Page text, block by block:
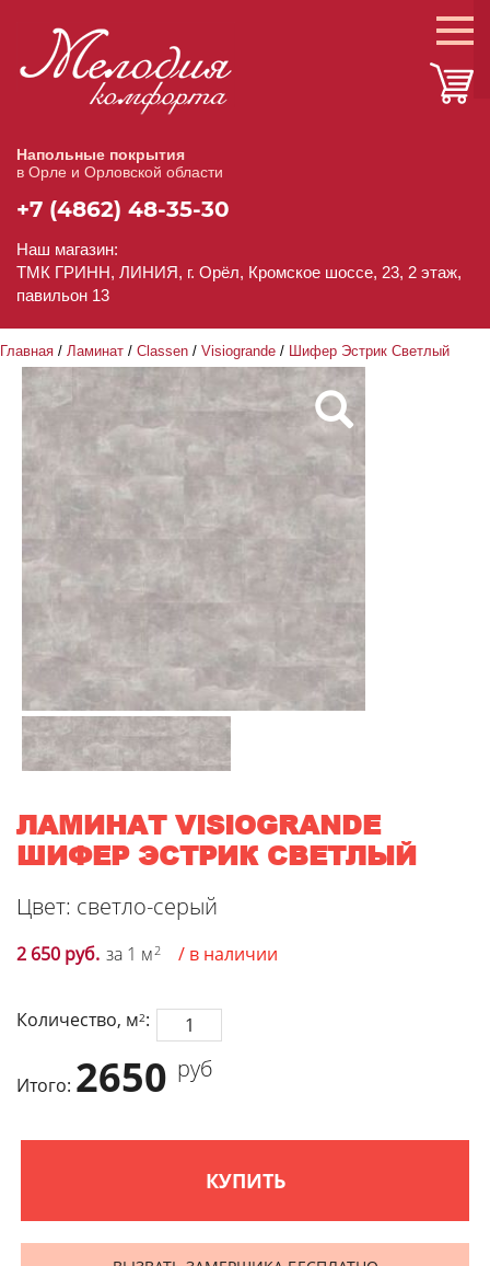
Напольные покрытия
в Орле и Орловской области
+7 (4862) 48-35-30
Наш магазин:
ТМК ГРИНН, ЛИНИЯ, г. Орёл, Кромское шоссе, 23, 2 этаж,
павильон 13
Главная / Ламинат / Classen / Visiogrande / Шифер Эстрик Светлый
ЛАМИНАТ VISIOGRANDE
ШИФЕР ЭСТРИК СВЕТЛЫЙ
Цвет: светло-серый
2 650 руб. за 1 м 2 / в наличии
Количество, м2:
Итого: 2650 руб
КУПИТЬ